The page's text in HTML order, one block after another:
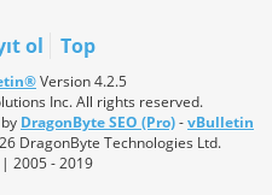
ol Top
Version 4.2.5
Inc. All rights reserved.
DragonByte SEO (Pro)-vBulletin
DragonByte Technologies Ltd.
2005 - 2019